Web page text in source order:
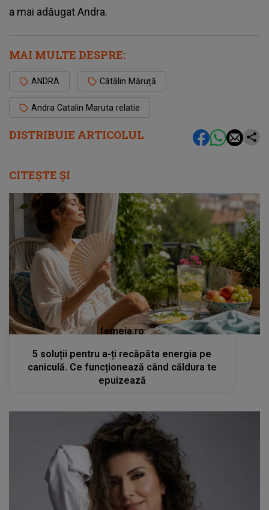
DISTRIBUIE ARTICOLUL
a mai adăugatAndra.
MAI MULTE DESPRE:
ANDRA Cătălin Măruță
Andra Catalin Maruta relatie
CITEȘTE ȘI
femeia.ro
5 soluții pentru a-ți recăpăta energia pe
caniculă. Ce funcționează când căldura te
epuizează